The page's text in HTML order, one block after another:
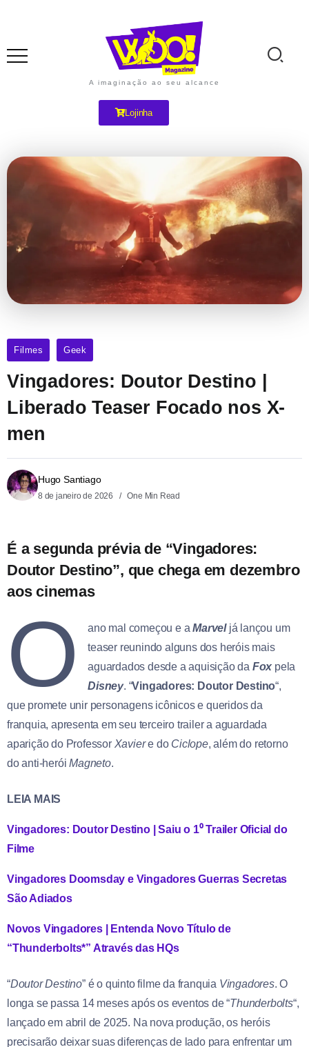
A imaginação ao seu alcance
Lojinha
Filmes Geek
Vingadores: Doutor Destino |
Liberado Teaser Focado nos X-
men
Hugo Santiago
8 de janeiro de 2026 One Min Read
É a segunda prévia de “Vingadores:
Doutor Destino”, que chega em dezembro
aos cinemas
O ano mal começou e aMarveljá lançou um
teaser reunindo alguns dos heróis mais
aguardados desde a aquisição da Fox pela
Disney. “Vingadores: Doutor Destino“,
que promete unir personagens icônicos e queridos da
franquia, apresenta em seu terceiro trailer a aguardada
aparição do Professor Xaviere do Ciclope, além do retorno
do anti-heróiMagneto.
LEIA MAIS
Vingadores: Doutor Destino | Saiu o 1⁰ Trailer Oficial do
Filme
Vingadores Doomsday e Vingadores Guerras Secretas
São Adiados
Novos Vingadores | Entenda Novo Título de
“Thunderbolts*” Através das HQs
“Doutor Destino” é o quinto filme da franquia Vingadores. O
longa se passa 14 meses após os eventos de “Thunderbolts“,
lançado em abril de 2025. Na nova produção, os heróis
precisarão deixar suas diferenças de lado para enfrentar um